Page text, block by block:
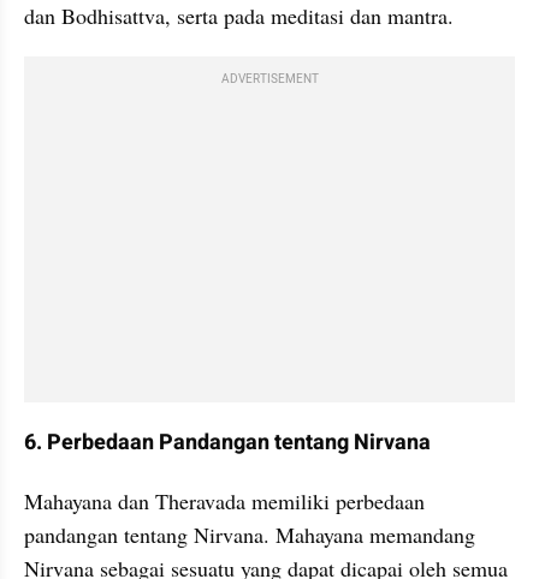
dan Bodhisattva, serta pada meditasi dan mantra.
ADVERTISEMENT
6. Perbedaan Pandangan tentang Nirvana
Mahayana dan Theravada memiliki perbedaan
pandangan tentang Nirvana. Mahayana memandang
Nirvana sebagai sesuatu yang dapat dicapai oleh semua